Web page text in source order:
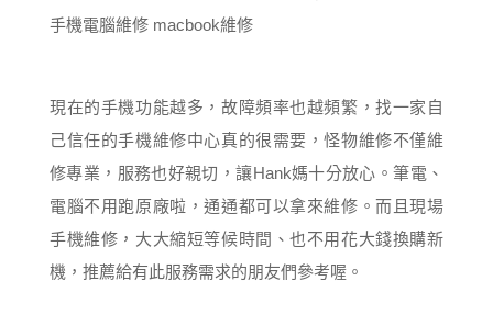
現在的手機功能越多，故障頻率也越頻繁，找一家自
己信任的手機維修中心真的很需要，怪物維修不僅維
修專業，服務也好親切，讓Hank媽十分放心。筆電、
電腦不用跑原廠啦，通通都可以拿來維修。而且現場
手機維修，大大縮短等候時間、也不用花大錢換購新
機，推薦給有此服務需求的朋友們參考喔。